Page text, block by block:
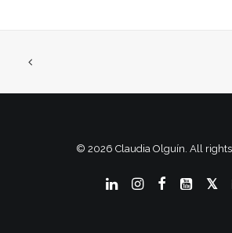
© 2026 Claudia Olguín. All